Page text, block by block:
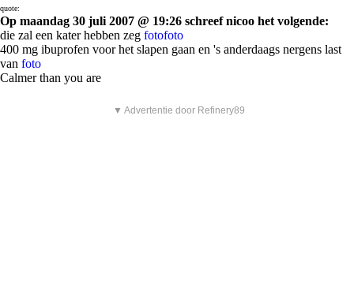
quote:
Op maandag 30 juli 2007 @ 19:26 schreef nicoo het volgende:
die zal een kater hebben zeg fotofoto
400 mg ibuprofen voor het slapen gaan en 's anderdaags nergens last
van foto
Calmer than you are
▼ Advertentie door Refinery89